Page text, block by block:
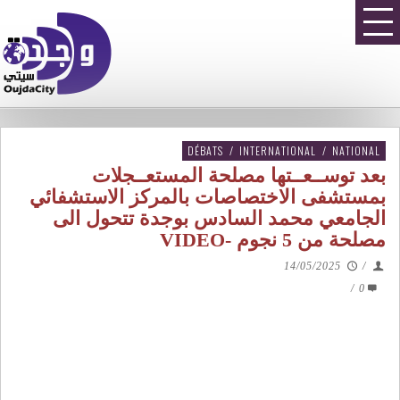
DÉBATS / INTERNATIONAL / NATIONAL
بعد توســعــتها مصلحة المستعــجلات
بمستشفى الاختصاصات بالمركز الاستشفائي
الجامعي محمد السادس بوجدة تتحول الى
مصلحة من 5 نجوم -VIDEO
/
14/05/2025
0
/